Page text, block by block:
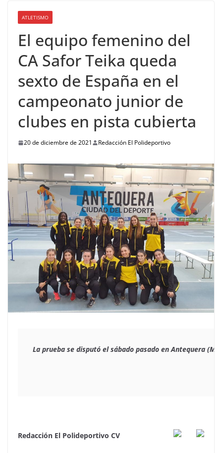
ATLETISMO
El equipo femenino del
CA Safor Teika queda
sexto de España en el
campeonato junior de
clubes en pista cubierta
20 de diciembre de 2021 Redacción El Polideportivo
La prueba se disputó el sábado pasado en Antequera
Redacción El Polideportivo CV